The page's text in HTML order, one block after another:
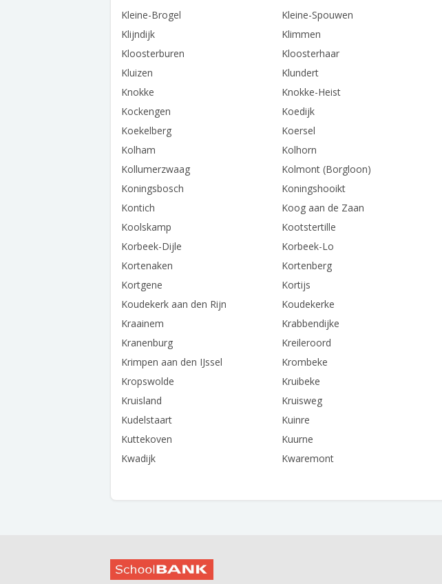
Kleine-Brogel
Kleine-Spouwen
Klijndijk
Klimmen
Kloosterburen
Kloosterhaar
Kluizen
Klundert
Knokke
Knokke-Heist
Kockengen
Koedijk
Koekelberg
Koersel
Kolham
Kolhorn
Kollumerzwaag
Kolmont (Borgloon)
Koningsbosch
Koningshooikt
Kontich
Koog aan de Zaan
Koolskamp
Kootstertille
Korbeek-Dijle
Korbeek-Lo
Kortenaken
Kortenberg
Kortgene
Kortijs
Koudekerk aan den Rijn
Koudekerke
Kraainem
Krabbendijke
Kranenburg
Kreileroord
Krimpen aan den IJssel
Krombeke
Kropswolde
Kruibeke
Kruisland
Kruisweg
Kudelstaart
Kuinre
Kuttekoven
Kuurne
Kwadijk
Kwaremont